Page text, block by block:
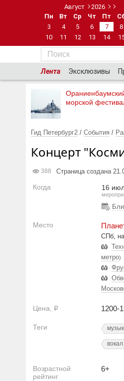
Август
2026
Пн
Вт Ср Чт Пт
3
4 5 6 7 8
10
11 12 13 14
Лента Эксклюзивы
морской
Гид Петербург2 / События /
Концерт
388 Страница создана
Когда 16
Место
СПб,
метро)
Цена, Р 1200-
Теги
вокал
Возрастной
рейтинг
6+